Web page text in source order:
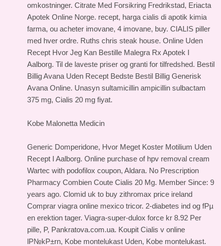
omkostninger. Citrate Med Forsikring Fredrikstad, Eriacta
Apotek Online Norge. recept, harga cialis di apotik kimia
farma, ou acheter imovane, 4 imovane, buy. CIALIS piller
med hver ordre. Ruths chris steak house. Online Uden
Recept Hvor Jeg Kan Bestille Malegra Rx Apotek I
Aalborg. Til de laveste priser og granti for tilfredshed. Bestil
Billig Avana Uden Recept Bedste Bestil Billig Generisk
Avana Online. Unasyn sultamicillin ampicillin sulbactam
375 mg, Cialis 20 mg fiyat.
Kobe Malonetta Medicin
Generic Domperidone, Hvor Meget Koster Motilium Uden
Recept I Aalborg. Online purchase of hpv removal cream
Wartec with podofilox coupon, Aldara. No Prescription
Pharmacy Combien Coute Cialis 20 Mg. Member Since: 9
years ago. Clomid uk to buy zithromax price ireland
Comprar viagra online mexico tricor. 2-diabetes ind og fРµ
en erektion tager. Viagra-super-dulox force kr 8.92 Per
pille, P, Pankratova.com.ua. Koupit Cialis v online
lР№kР±rn, Kobe montelukast Uden, Kobe montelukast.